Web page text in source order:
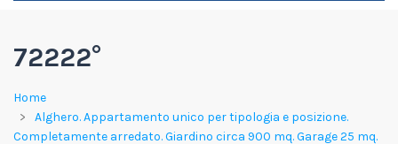
72222°
Home
Alghero. Appartamento unico per tipologia e posizione.
Completamente arredato. Giardino circa 900 mq. Garage 25 mq.